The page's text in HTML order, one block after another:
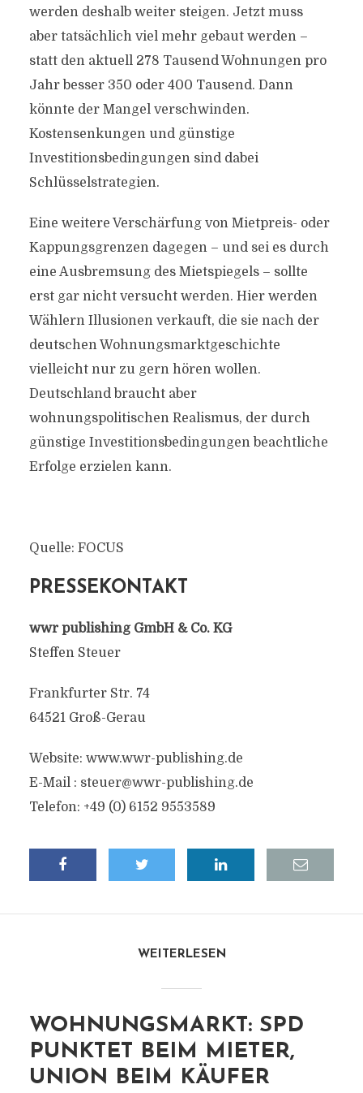
werden deshalb weiter steigen. Jetzt muss
aber tatsächlich viel mehr gebaut werden –
statt den aktuell 278 Tausend Wohnungen pro
Jahr besser 350 oder 400 Tausend. Dann
könnte der Mangel verschwinden.
Kostensenkungen und günstige
Investitionsbedingungen sind dabei
Schlüsselstrategien.
Eine weitere Verschärfung von Mietpreis- oder
Kappungsgrenzen dagegen – und sei es durch
eine Ausbremsung des Mietspiegels – sollte
erst gar nicht versucht werden. Hier werden
Wählern Illusionen verkauft, die sie nach der
deutschen Wohnungsmarktgeschichte
vielleicht nur zu gern hören wollen.
Deutschland braucht aber
wohnungspolitischen Realismus, der durch
günstige Investitionsbedingungen beachtliche
Erfolge erzielen kann.
Quelle: FOCUS
PRESSEKONTAKT
wwr publishing GmbH & Co. KG
Steffen Steuer
Frankfurter Str. 74
64521 Groß-Gerau
Website: www.wwr-publishing.de
E-Mail : steuer@wwr-publishing.de
Telefon: +49 (0) 6152 9553589
WEITERLESEN
WOHNUNGSMARKT: SPD
PUNKTET BEIM MIETER,
UNION BEIM KÄUFER